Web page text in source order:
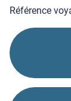
Référence